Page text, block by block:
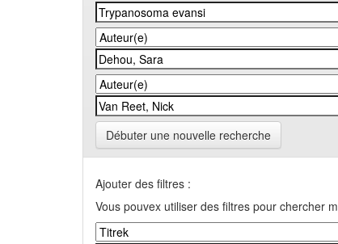
Débuter une nouvelle recherche
Ajouter des filtres :
Vous pouvex utiliser des filtres pour chercher